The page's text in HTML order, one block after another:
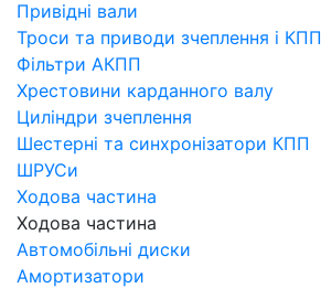
Привідні вали
Троси та приводи зчеплення і КПП
Фільтри АКПП
Хрестовини карданного валу
Циліндри зчеплення
Шестерні та синхронізатори КПП
ШРУСи
Ходова частина
Ходова частина
Автомобільні диски
Амортизатори